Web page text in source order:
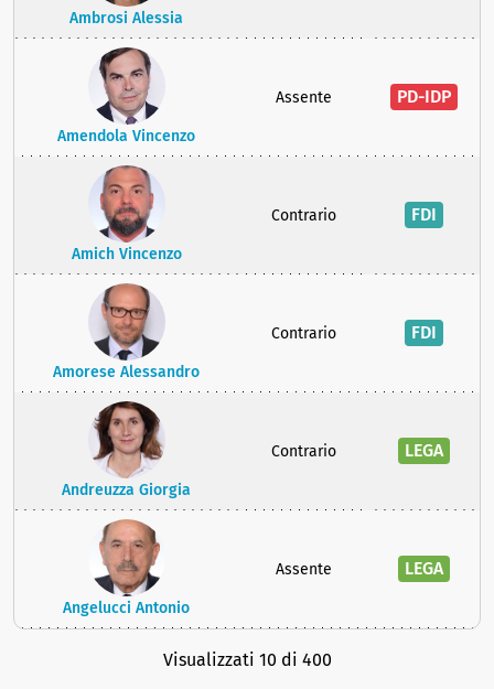
Ambrosi Alessia
Amendola Vincenzo
Assente PD-IDP
Amich Vincenzo
Contrario FDI
Amorese Alessandro
Contrario FDI
Andreuzza Giorgia
Contrario LEGA
Angelucci Antonio
Assente LEGA
Visualizzati 10 di 400